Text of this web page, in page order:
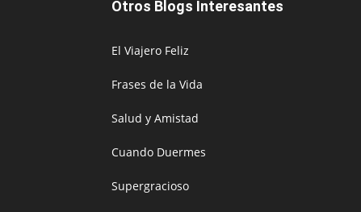
Otros Blogs Interesantes
El Viajero Feliz
Frases de la Vida
Salud y Amistad
Cuando Duermes
Supergracioso